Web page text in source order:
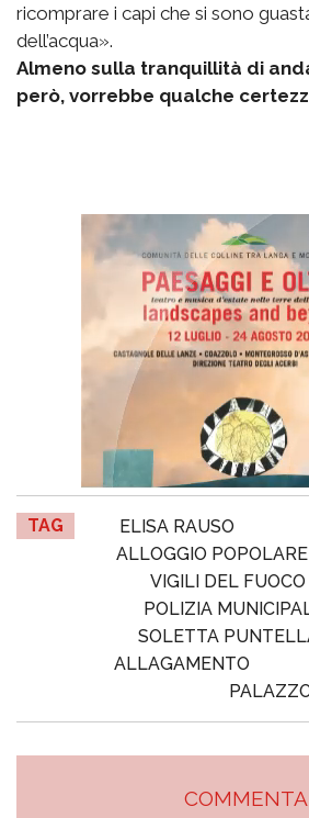
ricomprare i capi che si sono
dell’acqua».
Almeno sulla tranquillità di
però, vorrebbe qualche
TAG ELISA RAUSO
ALLOGGIO POPOLARE
VIGILI DEL FUOCO
POLIZIA
SOLETTA
ALLAGAMENTO
COMMENTA